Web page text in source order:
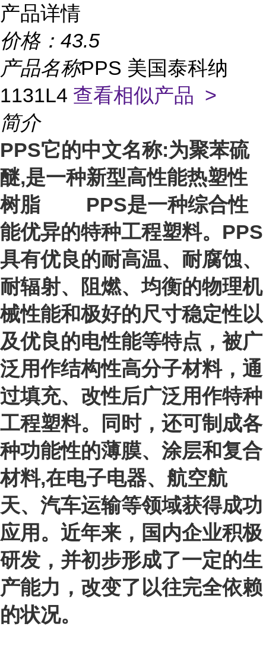
产品详情
价格： 43.5
产品名称PPS 美国泰科纳
1131L4 查看相似产品 >
简介
PPS它的中文名称:为聚苯硫
醚,是一种新型高性能热塑性
树脂 PPS是一种综合性
能优异的特种工程塑料。PPS
具有优良的耐高温、耐腐蚀、
耐辐射、阻燃、均衡的物理机
械性能和极好的尺寸稳定性以
及优良的电性能等特点，被广
泛用作结构性高分子材料，通
过填充、改性后广泛用作特种
工程塑料。同时，还可制成各
种功能性的薄膜、涂层和复合
材料,在电子电器、航空航
天、汽车运输等领域获得成功
应用。近年来，国内企业积极
研发，并初步形成了一定的生
产能力，改变了以往完全依赖
的状况。